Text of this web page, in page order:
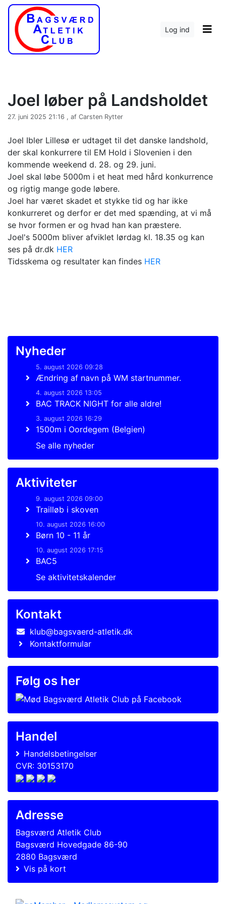
Log ind
Joel løber på Landsholdet
27. juni 2025 21:16 , af Carsten Rytter
Joel Ibler Lillesø er udtaget til det danske landshold,
der skal konkurrere til EM Hold i Slovenien i den
kommende weekend d. 28. og 29. juni.
Joel skal løbe 5000m i et heat med hård konkurrence
og rigtig mange gode løbere.
Joel har været skadet et stykke tid og har ikke
konkurreret og derfor er det med spænding, at vi må
se hvor formen er og hvad han kan præstere.
Joel's 5000m bliver afviklet lørdag kl. 18.35 og kan
ses på dr.dk HER
Tidsskema og resultater kan findes HER
Nyheder
5. august 2026 09:28
Ændring af navn på WM startnummer.
4. august 2026 13:05
BAC TRACK NIGHT for alle aldre!
3. august 2026 16:29
1500m i Oordegem (Belgien)
Se alle nyheder
Aktiviteter
9. august 2026 09:00
Trailløb i skoven
10. august 2026 16:00
Børn 10 - 11 år
10. august 2026 17:15
BAC5
Se aktivitetskalender
Kontakt
klub@bagsvaerd-atletik.dk
Kontaktformular
Følg os her
Handel
Handelsbetingelser
CVR: 30153170
Adresse
Bagsværd Atletik Club
Bagsværd Hovedgade 86-90
2880 Bagsværd
Vis på kort